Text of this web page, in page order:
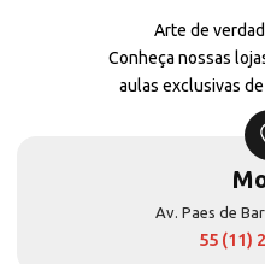
Arte de
Conheça nossas
aulas exclusivas
Av. Paes de
55 (11)